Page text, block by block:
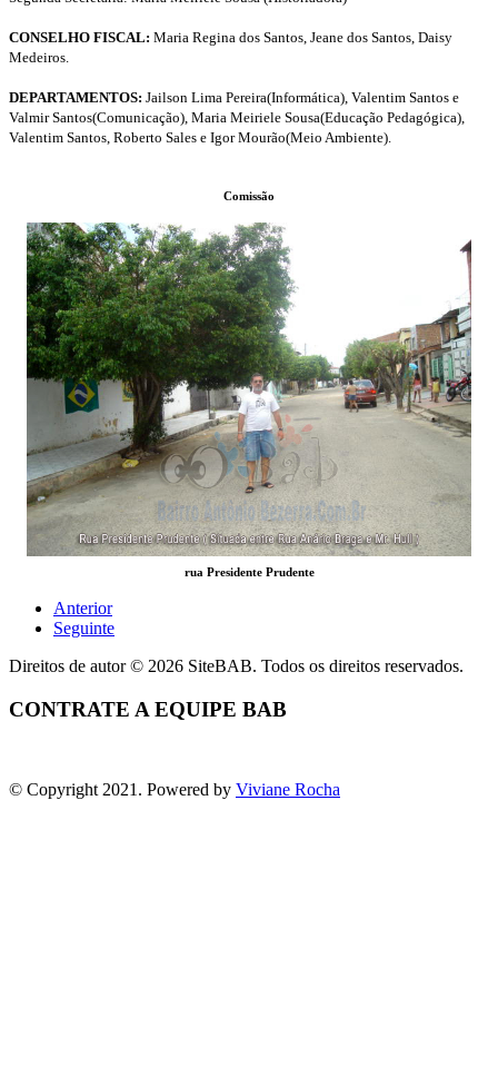
CONSELHO FISCAL: Maria Regina dos Santos, Jeane dos Santos, Daisy
Medeiros.
DEPARTAMENTOS: Jailson Lima Pereira(Informática), Valentim Santos e
Valmir Santos(Comunicação), Maria Meiriele Sousa(Educação Pedagógica),
Valentim Santos, Roberto Sales e Igor Mourão(Meio Ambiente).
Comissão
rua Presidente Prudente
Anterior
Seguinte
Direitos de autor © 2026 SiteBAB. Todos os direitos reservados.
CONTRATE A EQUIPE BAB
© Copyright 2021. Powered by Viviane Rocha